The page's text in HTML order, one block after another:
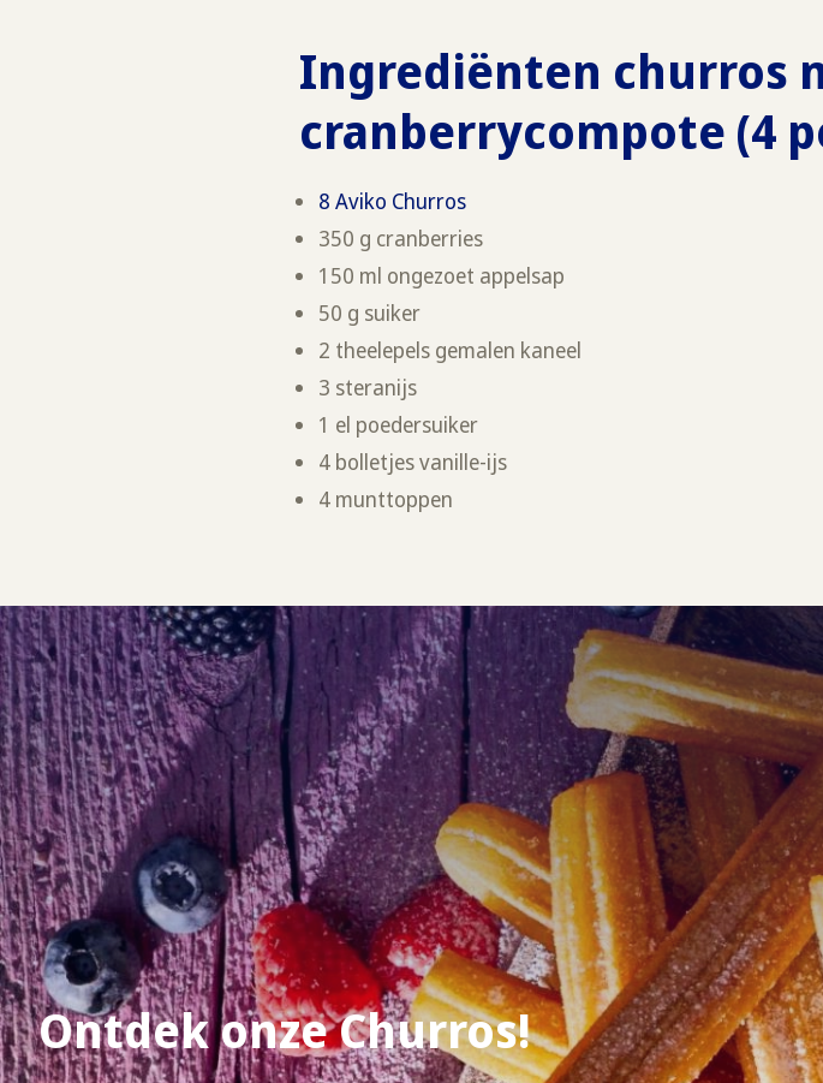
Ingrediënten churros
cranberrycompote (4
8 Aviko Churros
350 g cranberries
150 ml ongezoet appelsap
50 g suiker
2 theelepels gemalen kaneel
3 steranijs
1 el poedersuiker
4 bolletjes vanille-ijs
4 munttoppen
Ontdek onze Churros!